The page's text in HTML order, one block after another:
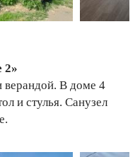
2»
верандой. В доме 4
и стулья. Санузел